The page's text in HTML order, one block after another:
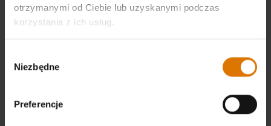
otrzymanymi od Ciebie lub uzyskanymi podczas
korzystania z ich usług.
zgody
Niezbędne
Preferencje
szybko rozpalające się grille oraz przydatne
akcesoria do rozpalania grillów, ale szczególnie
warto zwrócić uwagę na ofertę renomowanej
rozpala, jest Summit GBS o średnicy rusztu 61